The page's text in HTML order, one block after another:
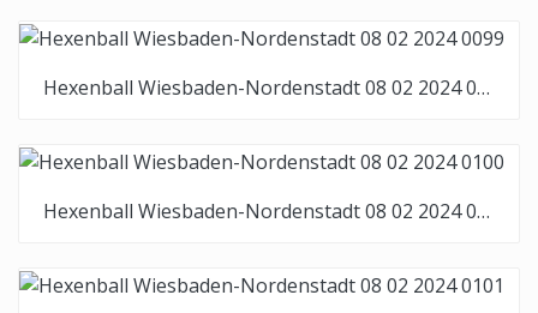
Hexenball Wiesbaden-Nordenstadt 08 02 2024 0099
Hexenball Wiesbaden-Nordenstadt 08 02 2024 0100